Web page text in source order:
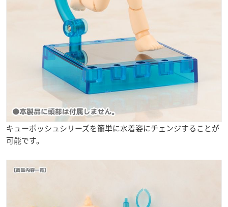
キューポッシュシリーズを簡単に水着姿にチェンジすることが
可能です。